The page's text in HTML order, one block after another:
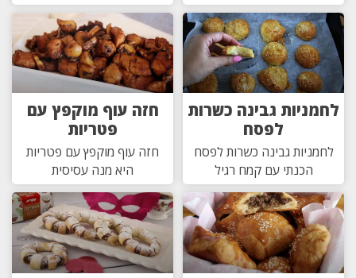
לחמניות גבינה כשרות
לפסח
לחמניות גבינה כשרות לפסח
הכנתי עם קמח רגיל
חזה עוף מוקפץ עם
פטריות
חזה עוף מוקפץ עם פטריות
היא מנה עסיסית